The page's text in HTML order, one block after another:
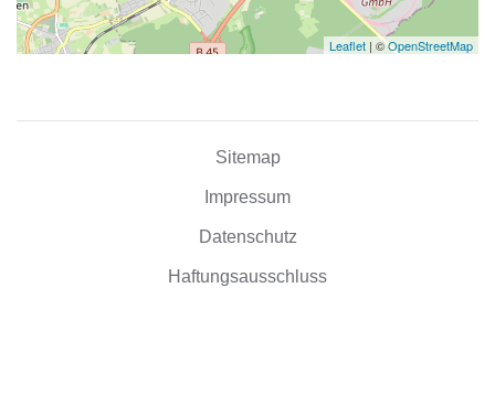
Leaflet | ©OpenStreetMap
Sitemap
Impressum
Datenschutz
Haftungsausschluss